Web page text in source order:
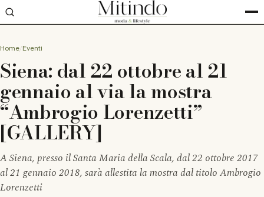
Home Eventi
Siena: dal 22 ottobre al 21
gennaio al via la mostra
“Ambrogio Lorenzetti”
[GALLERY]
A Siena, presso il Santa Maria della Scala, dal 22 ottobre 2017
al 21 gennaio 2018, sarà allestita la mostra dal titolo Ambrogio
Lorenzetti